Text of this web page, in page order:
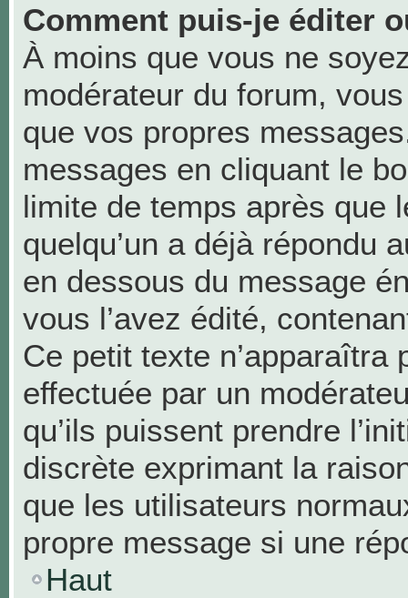
Comment puis-je éditer
À moins que vous ne
modérateur du forum,
que vos propres
messages en cliquant le
limite de temps après que
quelqu’un a déjà répondu
en dessous du message
vous l’avez édité,
Ce petit texte n’apparaîtra
effectuée par un
qu’ils puissent prendre
discrète exprimant la
que les utilisateurs
propre message si une
Haut